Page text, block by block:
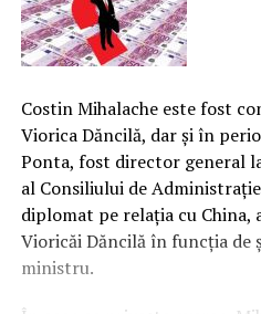
Costin Mihalache este fost
Viorica Dăncilă, dar şi în
Ponta, fost director general
al Consiliului de
diplomat pe relaţia cu
Vioricăi Dăncilă în funcţia de
ministru.